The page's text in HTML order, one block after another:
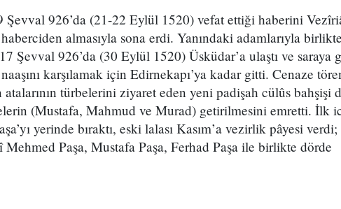
Şevval 926’da (21-22 Eylül 1520) vefat ettiği haberini
almasıyla sona erdi. Yanındaki adamlarıyla
Şevval 926’da (30 Eylül 1520) Üsküdar’a ulaştı ve saraya
karşılamak için Edirnekapı’ya kadar gitti. Cenaze
türbelerini ziyaret eden yeni padişah cülûs bahşişi
(Mustafa, Mahmud ve Murad) getirilmesini emretti. İlk
yerinde bıraktı, eski lalası Kasım’a vezirlik pâyesi verdi;
Mehmed Paşa, Mustafa Paşa, Ferhad Paşa ile birlikte dörde